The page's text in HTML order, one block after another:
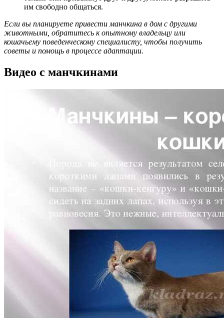
им свободно общаться.
Если вы планируете привести манчкина в дом с другими
животными, обратитесь к опытному владельцу или
кошачьему поведенческому специалисту, чтобы получить
советы и помощь в процессе адаптации.
Видео с манчкинами